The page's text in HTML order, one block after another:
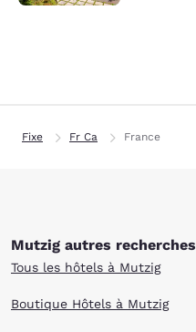
Fixe Fr Ca France
Mutzig autres recherches
Tous les hôtels à Mutzig
Boutique Hôtels à Mutzig